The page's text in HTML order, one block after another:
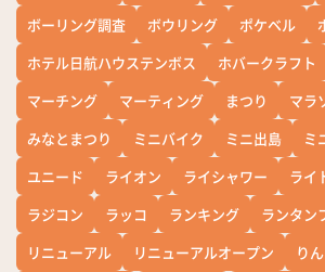
ボーリング調査
ボウリング ポケベル
ホテル日航ハウステンボス
ホバークラフト
マーチング
マーティング まつり マラ
みなとまつり
ミニバイク ミニ出島 ミ
ユニード
ライオン ライシャワー ライ
ラジコン
ラッコ ランキング ランタン
リニューアル
リニューアルオープン り